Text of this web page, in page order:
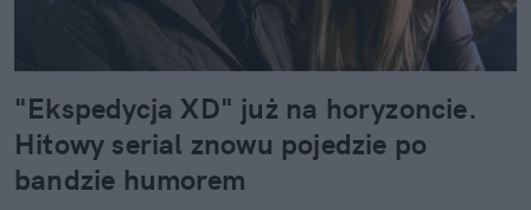
"Ekspedycja XD" już na horyzoncie.
Hitowy serial znowu pojedzie po
bandzie humorem